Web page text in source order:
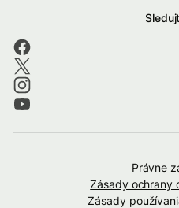
Právne
Zásady ochrany
Zásady